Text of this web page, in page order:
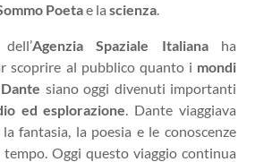
Poetae la scienza.
Agenzia Spaziale Italianaha
scoprire al pubblico quanto i mondi
siano oggi divenuti importanti
ed esplorazione. Dante viaggiava
fantasia, la poesia e le conoscenze
Oggi questo viaggio continua